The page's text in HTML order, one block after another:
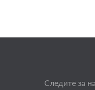
Следите за